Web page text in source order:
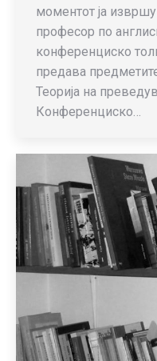
моментот ја
професор по
конференциско
предава
Теорија на
Конференциско…